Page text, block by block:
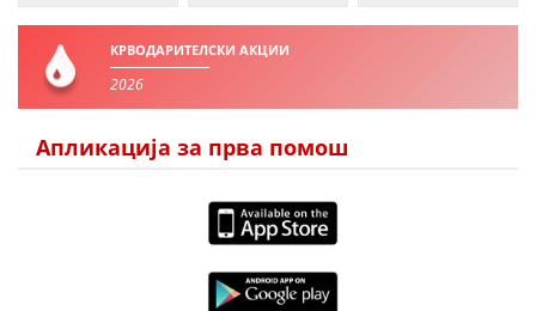
ПОДГОТВЕНОСТ И ДЕЈСТВО ПРИ КАТАСТРОФИ
ОДНОСИ СО ЈАВНОСТ
МЕЃУНАРОДНА СОРАБОТКА
КРВОДАРИТЕЛСКИ АКЦИИ
2026
Апликација за прва помош